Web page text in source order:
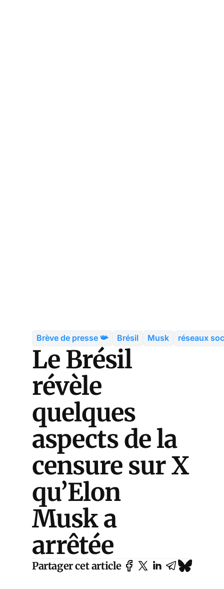
Brève de presse 📯 Brésil Musk réseaux
Le Brésil
révèle
quelques
aspects de la
censure sur X
qu’Elon
Musk a
arrêtée
Partager cet article